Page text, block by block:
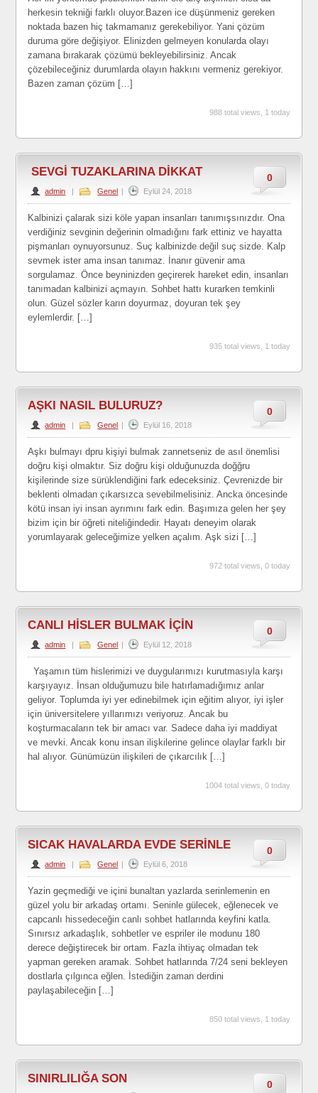
herkesin tekniği farklı oluyor.Bazen ice düşünmeniz gereken
noktada bazen hiç takmamanız gerekebiliyor. Yani çözüm
duruma göre değişiyor. Elinizden gelmeyen konularda olayı
zamana bırakarak çözümü bekleyebilirsiniz. Ancak
çözebileceğiniz durumlarda olayın hakkını vermeniz gerekiyor.
Bazen zaman çözüm […]
988 total views, 1 today
0
SEVGİ TUZAKLARINA DİKKAT
admin | Genel | Eylül 24, 2018
Kalbinizi çalarak sizi köle yapan insanları tanımışsınızdır. Ona
verdiğiniz sevginin değerinin olmadığını fark ettiniz ve hayatta
pişmanları oynuyorsunuz. Suç kalbinizde değil suç sizde. Kalp
sevmek ister ama insan tanımaz. İnanır güvenir ama
sorgulamaz. Önce beyninizden geçirerek hareket edin, insanları
tanımadan kalbinizi açmayın. Sohbet hattı kurarken temkinli
olun. Güzel sözler karın doyurmaz, doyuran tek şey
eylemlerdir. […]
935 total views, 1 today
0
AŞKI NASIL BULURUZ?
admin | Genel | Eylül 16, 2018
Aşkı bulmayı dpru kişiyi bulmak zannetseniz de asıl önemlisi
doğru kişi olmaktır. Siz doğru kişi olduğunuzda doğğru
kişilerinde size sürüklendiğini fark edeceksiniz. Çevrenizde bir
beklenti olmadan çıkarsızca sevebilmelisiniz. Ancka öncesinde
kötü insan iyi insan ayrımını fark edin. Başımıza gelen her şey
bizim için bir öğreti niteliğindedir. Hayatı deneyim olarak
yorumlayarak geleceğimize yelken açalım. Aşk sizi […]
972 total views, 0 today
0
CANLI HİSLER BULMAK İÇİN
admin | Genel | Eylül 12, 2018
Yaşamın tüm hislerimizi ve duygularımızı kurutmasıyla karşı
karşıyayız. İnsan olduğumuzu bile hatırlamadığımız anlar
geliyor. Toplumda iyi yer edinebilmek için eğitim alıyor, iyi işler
için üniversitelere yıllarımızı veriyoruz. Ancak bu
koşturmacaların tek bir amacı var. Sadece daha iyi maddiyat
ve mevki. Ancak konu insan ilişkilerine gelince olaylar farklı bir
hal alıyor. Günümüzün ilişkileri de çıkarcılık […]
1004 total views, 0 today
0
SICAK HAVALARDA EVDE SERİNLE
admin | Genel | Eylül 6, 2018
Yazin geçmediği ve içini bunaltan yazlarda serinlemenin en
güzel yolu bir arkadaş ortamı. Seninle gülecek, eğlenecek ve
capcanlı hissedeceğin canlı sohbet hatlarında keyfini katla.
Sınırsız arkadaşlık, sohbetler ve espriler ile modunu 180
derece değiştirecek bir ortam. Fazla ihtiyaç olmadan tek
yapman gereken aramak. Sohbet hatlarında 7/24 seni bekleyen
dostlarla çılgınca eğlen. İstediğin zaman derdini
paylaşabileceğin […]
850 total views, 1 today
0
SINIRLILIĞA SON